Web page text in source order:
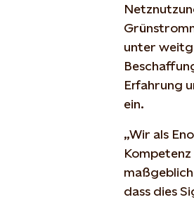
unter
Erfahrung
ein.
„Wir als
dass dies